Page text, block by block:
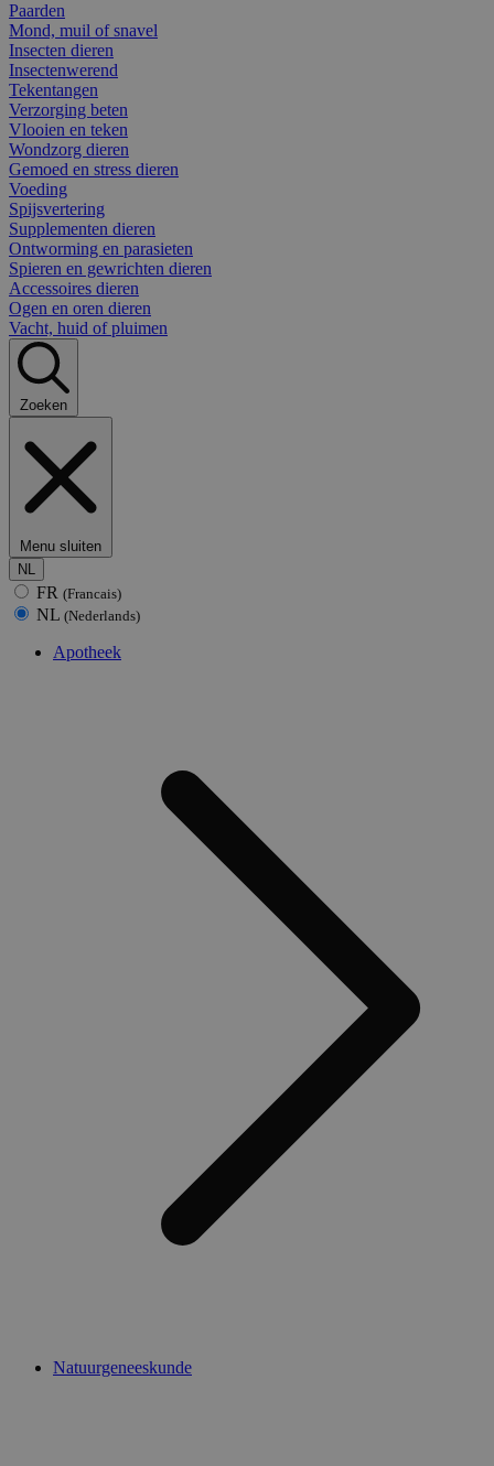
Paarden
Mond, muil of snavel
Insecten dieren
Insectenwerend
Tekentangen
Verzorging beten
Vlooien en teken
Wondzorg dieren
Gemoed en stress dieren
Voeding
Spijsvertering
Supplementen dieren
Ontworming en parasieten
Spieren en gewrichten dieren
Accessoires dieren
Ogen en oren dieren
Vacht, huid of pluimen
Zoeken
Menu sluiten
NL
FR (Francais)
NL (Nederlands)
Apotheek
Natuurgeneeskunde